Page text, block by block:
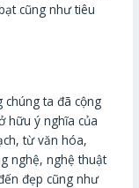
cũng như tiêu
chúng ta đã cộng
hữu ý nghĩa của
từ văn hóa,
nghệ, nghệ thuật
đẹp cũng như